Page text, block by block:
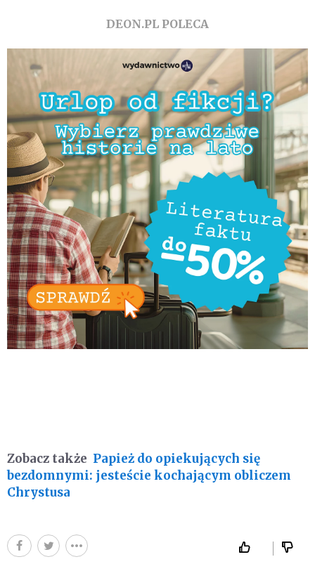
DEON.PL POLECA
Zobacz także Papież do opiekujących się
bezdomnymi: jesteście kochającym obliczem
Chrystusa